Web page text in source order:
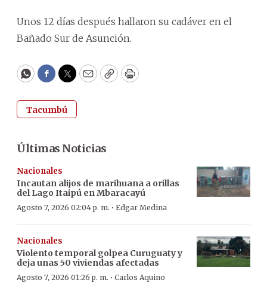
Unos 12 días después hallaron su cadáver en el
Bañado Sur de Asunción.
WhatsApp
Facebook
Twitter
EmailCopyPrint
Tacumbú
Últimas Noticias
Nacionales
Incautan alijos de marihuana a orillas
del Lago Itaipú en Mbaracayú
Agosto 7, 2026 02:04 p. m. · Edgar Medina
Nacionales
Violento temporal golpea Curuguaty y
deja unas 50 viviendas afectadas
Agosto 7, 2026 01:26 p. m. · Carlos Aquino